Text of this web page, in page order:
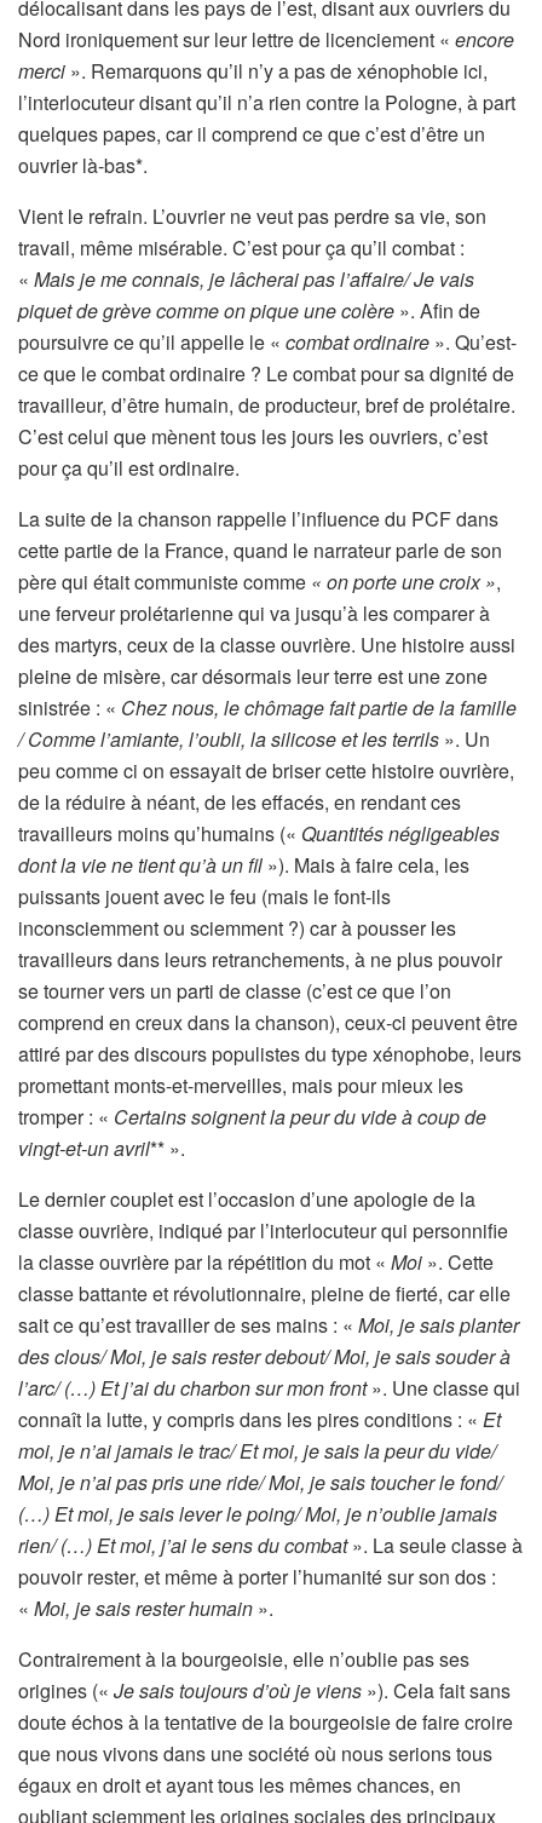
délocalisant dans les pays de l’est, disant aux ouvriers du
Nord ironiquement sur leur lettre de licenciement « encore
merci ». Remarquons qu’il n’y a pas de xénophobie ici,
l’interlocuteur disant qu’il n’a rien contre la Pologne, à part
quelques papes, car il comprend ce que c’est d’être un
ouvrier là-bas*.
Vient le refrain. L’ouvrier ne veut pas perdre sa vie, son
travail, même misérable. C’est pour ça qu’il combat :
« Mais je me connais, je lâcherai pas l’affaire/ Je vais
piquet de grève comme on pique une colère ». Afin de
poursuivre ce qu’il appelle le « combat ordinaire ». Qu’est-
ce que le combat ordinaire ? Le combat pour sa dignité de
travailleur, d’être humain, de producteur, bref de prolétaire.
C’est celui que mènent tous les jours les ouvriers, c’est
pour ça qu’il est ordinaire.
La suite de la chanson rappelle l’influence du PCF dans
cette partie de la France, quand le narrateur parle de son
père qui était communiste comme « on porte une croix »,
une ferveur prolétarienne qui va jusqu’à les comparer à
des martyrs, ceux de la classe ouvrière. Une histoire aussi
pleine de misère, car désormais leur terre est une zone
sinistrée : « Chez nous, le chômage fait partie de la famille
/ Comme l’amiante, l’oubli, la silicose et les terrils ». Un
peu comme ci on essayait de briser cette histoire ouvrière,
de la réduire à néant, de les effacés, en rendant ces
travailleurs moins qu’humains (« Quantités négligeables
dont la vie ne tient qu’à un fil »). Mais à faire cela, les
puissants jouent avec le feu (mais le font-ils
inconsciemment ou sciemment ?) car à pousser les
travailleurs dans leurs retranchements, à ne plus pouvoir
se tourner vers un parti de classe (c’est ce que l’on
comprend en creux dans la chanson), ceux-ci peuvent être
attiré par des discours populistes du type xénophobe, leurs
promettant monts-et-merveilles, mais pour mieux les
tromper : « Certains soignent la peur du vide à coup de
vingt-et-un avril** ».
Le dernier couplet est l’occasion d’une apologie de la
classe ouvrière, indiqué par l’interlocuteur qui personnifie
la classe ouvrière par la répétition du mot « Moi ». Cette
classe battante et révolutionnaire, pleine de fierté, car elle
sait ce qu’est travailler de ses mains : « Moi, je sais planter
des clous/ Moi, je sais rester debout/ Moi, je sais souder à
l’arc/ (…) Et j’ai du charbon sur mon front». Une classe qui
connaît la lutte, y compris dans les pires conditions : « Et
moi, je n’ai jamais le trac/ Et moi, je sais la peur du vide/
Moi, je n’ai pas pris une ride/ Moi, je sais toucher le fond/
(…) Et moi, je sais lever le poing/ Moi, je n’oublie jamais
rien/ (…) Et moi, j’ai le sens du combat». La seule classe à
pouvoir rester, et même à porter l’humanité sur son dos :
« Moi, je sais rester humain ».
Contrairement à la bourgeoisie, elle n’oublie pas ses
origines (« Je sais toujours d’où je viens »). Cela fait sans
doute échos à la tentative de la bourgeoisie de faire croire
que nous vivons dans une société où nous serions tous
égaux en droit et ayant tous les mêmeschances, en
oubliant sciemment les origines sociales des principaux